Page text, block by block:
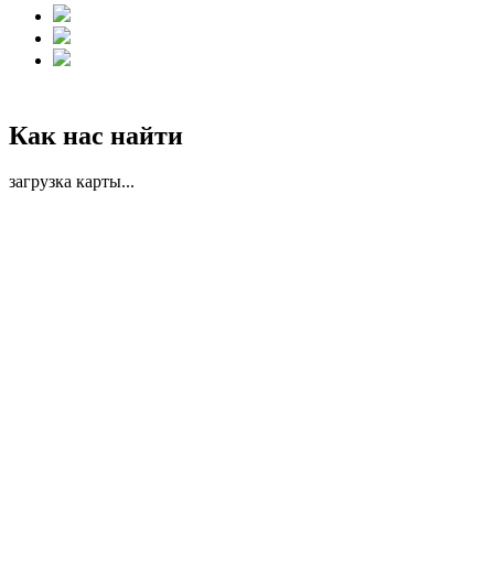
Как нас найти
загрузка карты...